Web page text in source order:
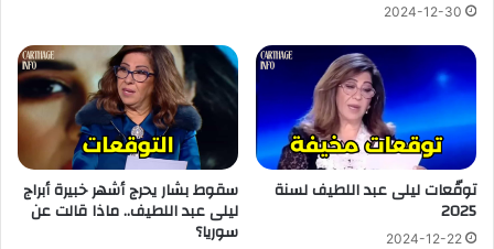
2024-12-30
توقّعات ليلى عبد اللطيف لسنة
2025
2024-12-22
سقوط بشار يحرج أشهر خبيرة أبراج
ليلى عبد اللطيف.. ماذا قالت عن
سوريا؟